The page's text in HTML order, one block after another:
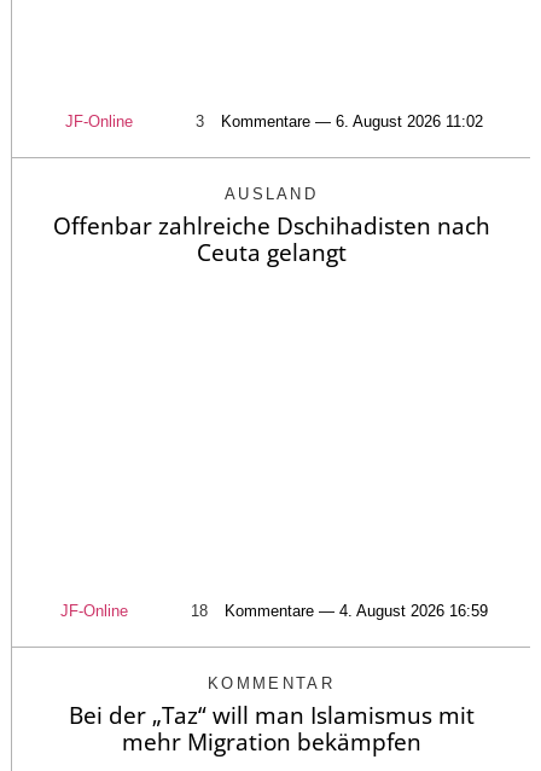
JF-Online 3 Kommentare — 6. August 2026 11:02
AUSLAND
Offenbar zahlreiche Dschihadisten nach
Ceuta gelangt
JF-Online 18 Kommentare — 4. August 2026 16:59
KOMMENTAR
Bei der „Taz“ will man Islamismus mit
mehr Migration bekämpfen